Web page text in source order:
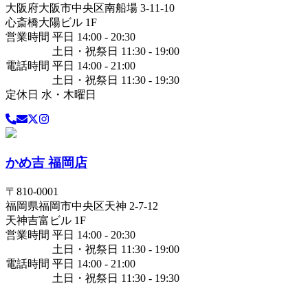
大阪府大阪市中央区南船場 3-11-10
心斎橋大陽ビル 1F
営業時間 平日 14:00 - 20:30
土日・祝祭日 11:30 - 19:00
電話時間 平日 14:00 - 21:00
土日・祝祭日 11:30 - 19:30
定休日 水・木曜日
かめ吉 福岡店
〒 810-0001
福岡県福岡市中央区天神 2-7-12
天神吉富ビル 1F
営業時間 平日 14:00 - 20:30
土日・祝祭日 11:30 - 19:00
電話時間 平日 14:00 - 21:00
土日・祝祭日 11:30 - 19:30